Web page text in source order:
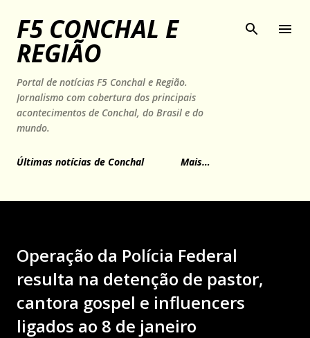
Pular para o conteúdo principal
F5 CONCHAL E
REGIÃO
Portal de notícias F5 Conchal e Região.
Jornalismo com cobertura dos principais
acontecimentos de Conchal, do Brasil e do
mundo.
Últimas notícias de Conchal Mais…
Operação da Polícia Federal
resulta na detenção de pastor,
cantora gospel e influencers
ligados ao 8 de janeiro